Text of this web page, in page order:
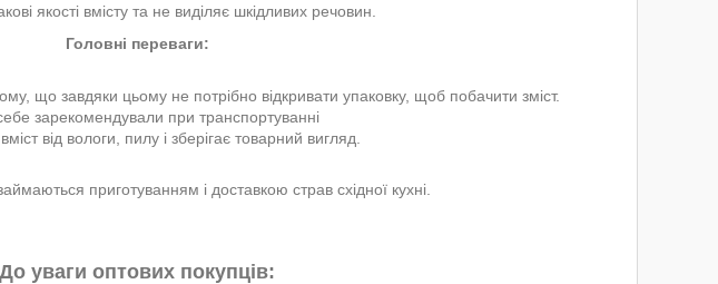
якості вмісту та не виділяє шкідливих речовин.
Головні переваги:
що завдяки цьому не потрібно відкривати упаковку, щоб побачити зміст.
зарекомендували при транспортуванні
від вологи, пилу і зберігає товарний вигляд.
приготуванням і доставкою страв східної кухні.
До уваги оптових покупців: